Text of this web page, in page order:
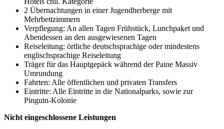
2 Übernachtungen in einer Jugendherberge mit
Mehrbettzimmern
Verpflegung: An allen Tagen Frühstück, Lunchpaket und
Abendessen an den ausgewiesenen Tagen
Reiseleitung: örtliche deutschsprachige oder mindestens
englischsprachige Reiseleitung
Träger für das Hauptgepäck während der Paine Massiv
Umrundung
Fahrten: Alle öffentlichen und privaten Transfers
Eintritte: Alle Eintritte in die Nationalparks, sowie zur
Pinguin-Kolonie
Nicht eingeschlossene Leistungen